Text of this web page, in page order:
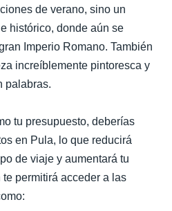
de verano, sino un
histórico, donde aún se
Imperio Romano. También
increíblemente pintoresca y
palabras.
tu presupuesto, deberías
en Pula, lo que reducirá
de viaje y aumentará tu
permitirá acceder a las